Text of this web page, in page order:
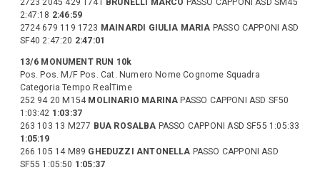
2:47:18 2:46:59
2724 679 119 1723 MAINARDI GIULIA MARIA PASSO CAPPONI ASD
SF40 2:47:20 2:47:01
13/6 MONUMENT RUN 10k
Pos. Pos. M/F Pos. Cat. Numero Nome Cognome Squadra
Categoria Tempo RealTime
252 94 20 M154 MOLINARIO MARINA PASSO CAPPONI ASD SF50
1:03:42 1:03:37
263 103 13 M277 BUA ROSALBA PASSO CAPPONI ASD SF55 1:05:33
1:05:19
266 105 14 M89 GHEDUZZI ANTONELLA PASSO CAPPONI ASD
SF55 1:05:50 1:05:37